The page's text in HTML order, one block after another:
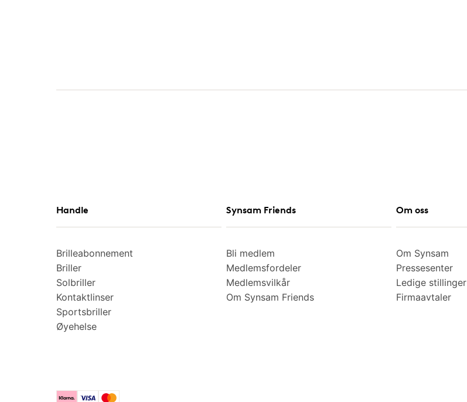
Handle
Brilleabonnement
Briller
Solbriller
Kontaktlinser
Sportsbriller
Øyehelse
Synsam Friends
Bli medlem
Medlemsfordeler
Medlemsvilkår
Om Synsam Friends
Om oss
Om Synsam
Pressesenter
Ledige stillinger
Firmaavtaler
KlarnaVisa Mastercard